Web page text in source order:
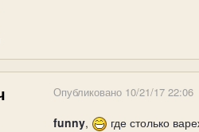
Опубликовано 10/21/17 22:06
funny, где столько